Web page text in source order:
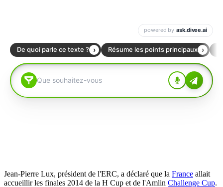
Jean-Pierre Lux, président de l'ERC, a déclaré que la France allait
accueillir les finales 2014 de la H Cup et de l'Amlin Challenge Cup.